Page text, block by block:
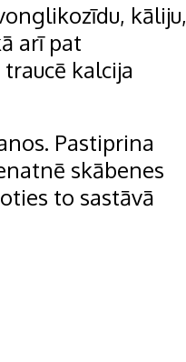
kāliju,
arī pat
kalcija
Pastiprina
skābenes
to sastāvā